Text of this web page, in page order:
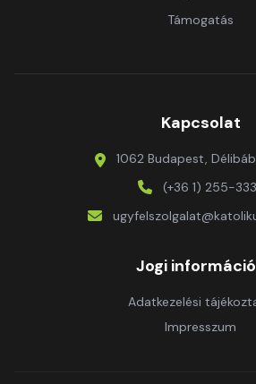
Támogatás
Kapcsolat
1062 Budapest, Délibáb
(+36 1) 255-
Jogi
Adatkezelési
Impresszum